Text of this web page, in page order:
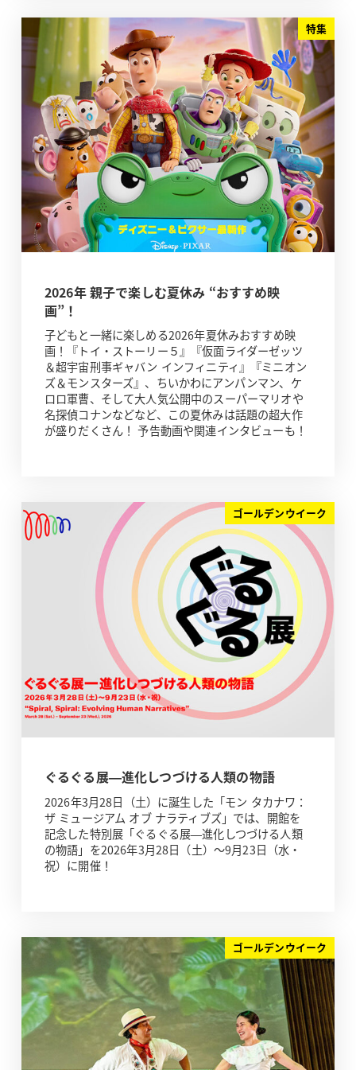
特集
2026年 親子で楽しむ夏休み “おすすめ映
画”！
子どもと一緒に楽しめる2026年夏休みおすすめ映
画！『トイ・ストーリー５』『仮面ライダーゼッツ
＆超宇宙刑事ギャバン インフィニティ』『ミニオン
ズ＆モンスターズ』、ちいかわにアンパンマン、ケ
ロロ軍曹、そして大人気公開中のスーパーマリオや
名探偵コナンなどなど、この夏休みは話題の超大作
が盛りだくさん！ 予告動画や関連インタビューも！
ゴールデンウイーク
ぐるぐる展—進化しつづける人類の物語
2026年3月28日（土）に誕生した「モン タカナワ：
ザ ミュージアム オブ ナラティブズ」では、開館を
記念した特別展「ぐるぐる展—進化しつづける人類
の物語」を2026年3月28日（土）～9月23日（水・
祝）に開催！
ゴールデンウイーク